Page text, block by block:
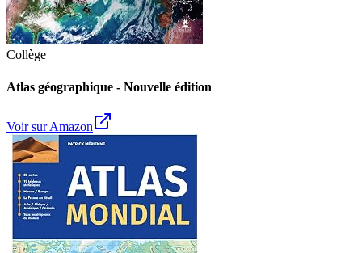
Collège
Atlas géographique - Nouvelle édition
Voir sur Amazon